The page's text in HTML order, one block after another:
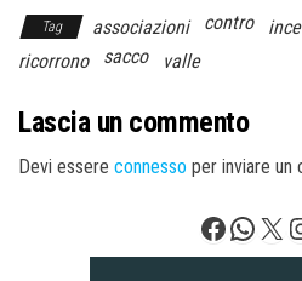
Tag associazioni contro
ricorrono
sacco valle
Lascia un commento
Devi essere connesso per inviare un
X